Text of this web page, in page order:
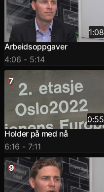
1:08
Arbeidsoppgaver
4:06 - 5:14
7
0:55
Holder på med nå
6:16 - 7:11
9